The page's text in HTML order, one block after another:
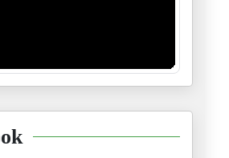
ظاهرة زهران ممداني : حدث
2025
السودان :يداك أوكتا